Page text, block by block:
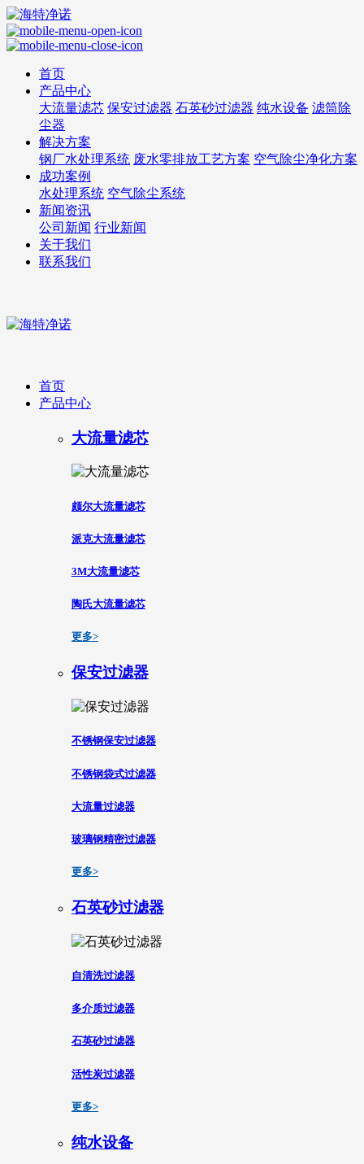
首页
产品中心
大流量滤芯 保安过滤器 石英砂过滤器 纯水设备 滤筒除
尘器
解决方案
钢厂水处理系统 废水零排放工艺方案 空气除尘净化方案
成功案例
水处理系统 空气除尘系统
新闻资讯
公司新闻 行业新闻
关于我们
联系我们
首页
产品中心
大流量滤芯
颇尔大流量滤芯
派克大流量滤芯
3M大流量滤芯
陶氏大流量滤芯
更多>
保安过滤器
不锈钢保安过滤器
不锈钢袋式过滤器
大流量过滤器
玻璃钢精密过滤器
更多>
石英砂过滤器
自清洗过滤器
多介质过滤器
石英砂过滤器
活性炭过滤器
更多>
纯水设备